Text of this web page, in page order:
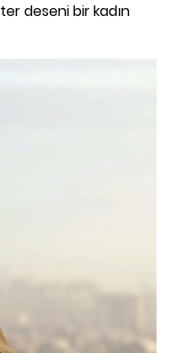
deseni bir kadın